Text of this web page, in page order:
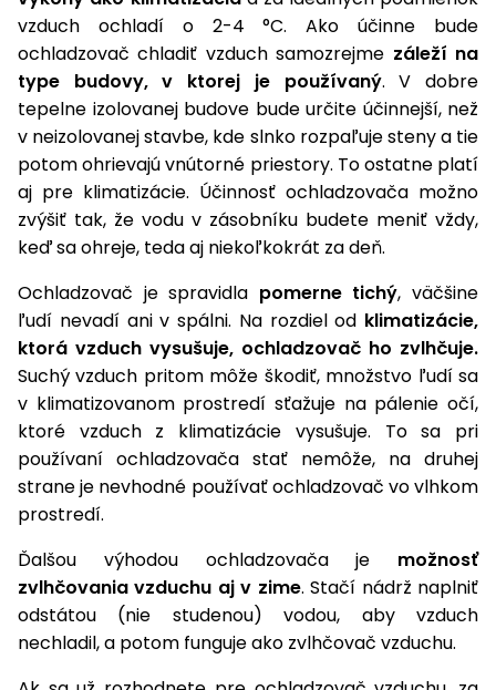
vzduch ochladí o 2-4 °C. Ako účinne bude
ochladzovač chladiť vzduch samozrejme záleží na
type budovy, v ktorej je používaný. V dobre
tepelne izolovanej budove bude určite účinnejší, než
v neizolovanej stavbe, kde slnko rozpaľuje steny a tie
potom ohrievajú vnútorné priestory. To ostatne platí
aj pre klimatizácie. Účinnosť ochladzovača možno
zvýšiť tak, že vodu v zásobníku budete meniť vždy,
keď sa ohreje, teda aj niekoľkokrát za deň.
Ochladzovač je spravidla pomerne tichý, väčšine
ľudí nevadí ani v spálni. Na rozdiel od klimatizácie,
ktorá vzduch vysušuje, ochladzovač ho zvlhčuje.
Suchý vzduch pritom môže škodiť, množstvo ľudí sa
v klimatizovanom prostredí sťažuje na pálenie očí,
ktoré vzduch z klimatizácie vysušuje. To sa pri
používaní ochladzovača stať nemôže, na druhej
strane je nevhodné používať ochladzovač vo vlhkom
prostredí.
Ďalšou výhodou ochladzovača je možnosť
zvlhčovania vzduchu aj v zime. Stačí nádrž naplniť
odstátou (nie studenou) vodou, aby vzduch
nechladil, a potom funguje ako zvlhčovač vzduchu.